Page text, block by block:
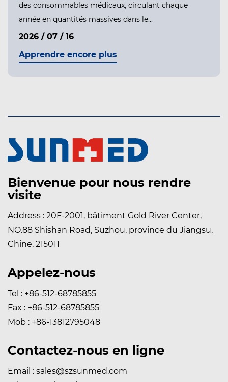
de consommables médicaux,
hôpitaux, les pharmacies, les
des
Bienvenue pour nous rendre
visite
Address : 20F-2001, bâtiment Gold River Center,
NO.88 Shishan Road, Suzhou, province du Jiangsu,
Chine, 215011
Appelez-nous
Tel : +86-512-68785855
Fax : +86-512-68785855
Mob : +86-13812795048
Contactez-nous en ligne
Email : sales@szsunmed.com